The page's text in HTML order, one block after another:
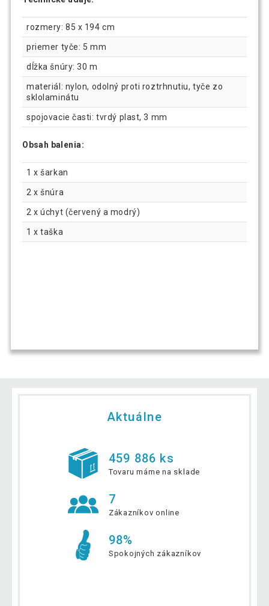
rozmery: 85 x 194 cm
priemer tyče: 5 mm
dĺžka šnúry: 30 m
materiál: nylon, odolný proti roztrhnutiu, tyče zo
sklolaminátu
spojovacie časti: tvrdý plast, 3 mm
Obsah balenia:
1 x šarkan
2 x šnúra
2 x úchyt (červený a modrý)
1 x taška
Aktuálne
459 886 ks
Tovaru máme na sklade
7
Zákazníkov online
98%
Spokojných zákazníkov